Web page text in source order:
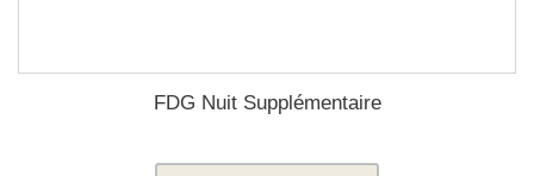
FDG Nuit Supplémentaire